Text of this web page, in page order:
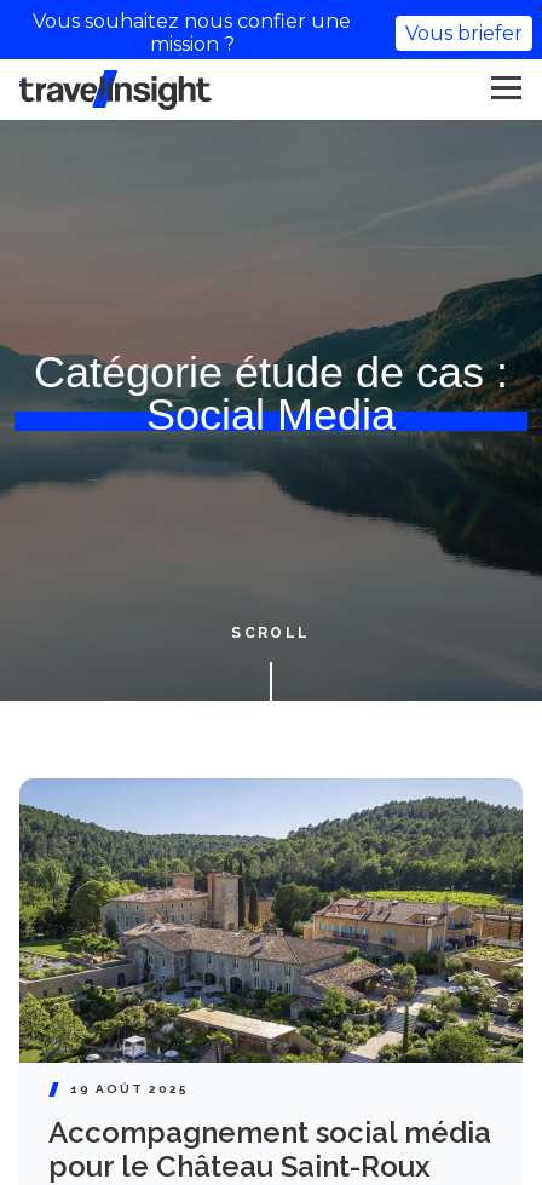
Catégorie étude de cas :
Social Media
SCROLL
19 AOÛT 2025
Accompagnement social média
pour le Château Saint-Roux
Vous souhaitez nous confier une
mission ?
Vous briefer